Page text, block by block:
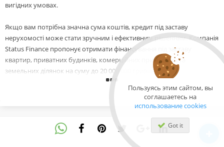
Пользуясь этим сайтом, вы
соглашаетесь на
использование cookies
Got it
вигідних умовах.
Якщо вам потрібна значна сума коштів, кредит під заставу
нерухомості може стати зручним і ефективним рішенням. Компанія
Status Finance пропонує отримати фінансування під заставу
квартир, приватних будинків, комерційних приміщень та
земельних ділянок на суму до 20 000 000 гривень.
Ми працюємо для того, щоб клієнти могли швидко вирішити свої
фінансові питання. Наша команда має досвід у сфері кредитування
та пропонує зрозумілі і прозорі умови співпраці. Кожна заявка
розглядається індивідуально, що дозволяє підібрати оптимальні
умови кредитування.